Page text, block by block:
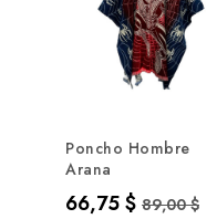
Poncho Hombre
Arana
Precio
66,75 $Precio
89,00 $